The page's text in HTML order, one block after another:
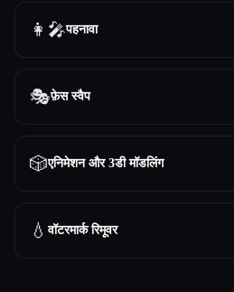
👩‍🎤पहनावा
🎭फ़ेस स्वैप
🎲एनिमेशन और 3डी मॉडलिंग
💧 वॉटरमार्क रिमूवर